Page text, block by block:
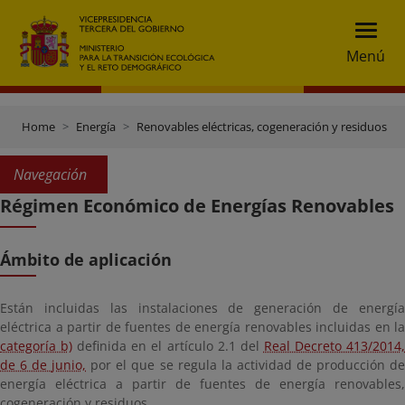
Menú
Home Energía Renovables eléctricas, cogeneración y residuos
Navegación
Régimen Económico de Energías Renovables
Ámbito de aplicación
Están incluidas las instalaciones de generación de energía
eléctrica a partir de fuentes de energía renovables incluidas en la
categoría b) definida en el artículo 2.1 del Real Decreto 413/2014,
de 6 de junio, por el que se regula la actividad de producción de
energía eléctrica a partir de fuentes de energía renovables,